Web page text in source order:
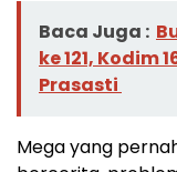
Baca Juga :
ke 121, Kodim
Prasasti
Mega yang